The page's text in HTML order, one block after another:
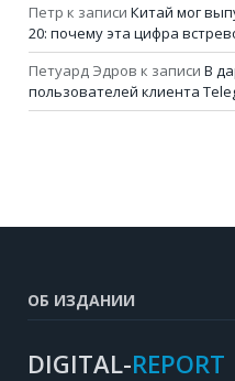
Петр к записи Китай мог
20: почему эта цифра
Петуард Эдров к записи В
пользователей клиента
ОБ ИЗДАНИИ
DIGITAL-REPORT